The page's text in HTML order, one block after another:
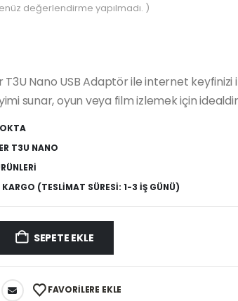
değerlendirme yapılmadı. )
Nano USB Adaptör ile internet keyfinizi
sunar, oyun veya film izlemek için
T3U NANO
KARGO (TESLIMAT SÜRESI: 1-3 İŞ GÜNÜ)
SEPETE EKLE
FAVORILERE EKLE